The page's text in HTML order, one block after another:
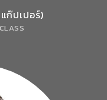
ก๊ปเปอร์)